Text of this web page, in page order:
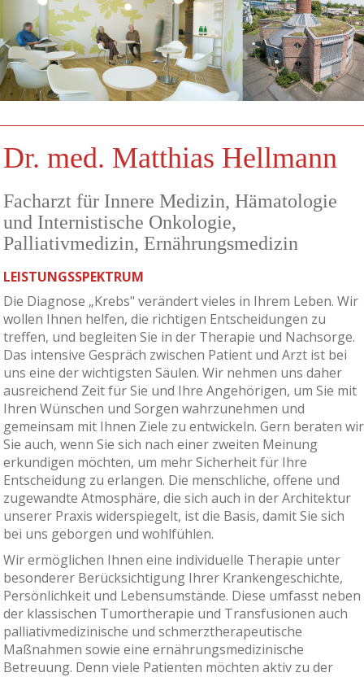
Dr. med. Matthias Hellmann
Facharzt für Innere Medizin, Hämatologie
und Internistische Onkologie,
Palliativmedizin, Ernährungsmedizin
LEISTUNGSSPEKTRUM
Die Diagnose „Krebs" verändert vieles in Ihrem Leben. Wir
wollen Ihnen helfen, die richtigen Entscheidungen zu
treffen, und begleiten Sie in der Therapie und Nachsorge.
Das intensive Gespräch zwischen Patient und Arzt ist bei
uns eine der wichtigsten Säulen. Wir nehmen uns daher
ausreichend Zeit für Sie und Ihre Angehörigen, um Sie mit
Ihren Wünschen und Sorgen wahrzunehmen und
gemeinsam mit Ihnen Ziele zu entwickeln. Gern beraten wir
Sie auch, wenn Sie sich nach einer zweiten Meinung
erkundigen möchten, um mehr Sicherheit für Ihre
Entscheidung zu erlangen. Die menschliche, offene und
zugewandte Atmosphäre, die sich auch in der Architektur
unserer Praxis widerspiegelt, ist die Basis, damit Sie sich
bei uns geborgen und wohlfühlen.
Wir ermöglichen Ihnen eine individuelle Therapie unter
besonderer Berücksichtigung Ihrer Krankengeschichte,
Persönlichkeit und Lebensumstände. Diese umfasst neben
der klassischen Tumortherapie und Transfusionen auch
palliativmedizinische und schmerztherapeutische
Maßnahmen sowie eine ernährungsmedizinische
Betreuung. Denn viele Patienten möchten aktiv zu der